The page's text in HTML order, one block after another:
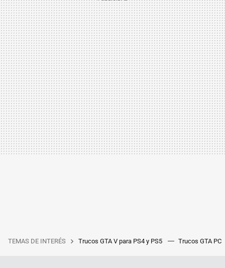
TEMAS DE INTERÉS Trucos GTA V para PS4 y PS5 Trucos GTA PC